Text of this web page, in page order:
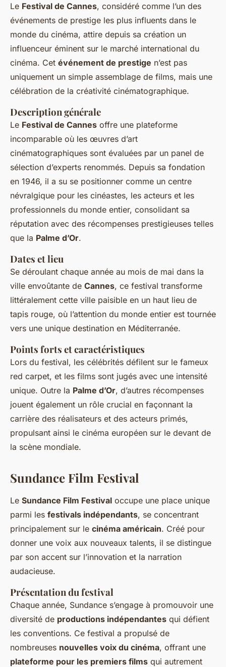
Le Festival de Cannes, considéré comme l’un des
événements de prestige les plus influents dans le
monde du cinéma, attire depuis sa création un
influenceur éminent sur le marché international du
cinéma. Cet événement de prestige n’est pas
uniquement un simple assemblage de films, mais une
célébration de la créativité cinématographique.
Description générale
Le Festival de Cannes offre une plateforme
incomparable où les œuvres d’art
cinématographiques sont évaluées par un panel de
sélection d’experts renommés. Depuis sa fondation
en 1946, il a su se positionner comme un centre
névralgique pour les cinéastes, les acteurs et les
professionnels du monde entier, consolidant sa
réputation avec des récompenses prestigieuses telles
que la Palme d’Or.
Dates et lieu
Se déroulant chaque année au mois de mai dans la
ville envoûtante de Cannes, ce festival transforme
littéralement cette ville paisible en un haut lieu de
tapis rouge, où l’attention du monde entier est tournée
vers une unique destination en Méditerranée.
Points forts et caractéristiques
Lors du festival, les célébrités défilent sur le fameux
red carpet, et les films sont jugés avec une intensité
unique. Outre la Palme d’Or, d’autres récompenses
jouent également un rôle crucial en façonnant la
carrière des réalisateurs et des acteurs primés,
propulsant ainsi le cinéma européen sur le devant de
la scène mondiale.
Sundance Film Festival
Le Sundance Film Festival occupe une place unique
parmi les festivals indépendants, se concentrant
principalement sur le cinéma américain. Créé pour
donner une voix aux nouveaux talents, il se distingue
par son accent sur l’innovation et la narration
audacieuse.
Présentation du festival
Chaque année, Sundance s’engage à promouvoir une
diversité de productions indépendantes qui défient
les conventions. Ce festival a propulsé de
nombreuses nouvelles voix du cinéma, offrant une
plateforme pour les premiers films qui autrement